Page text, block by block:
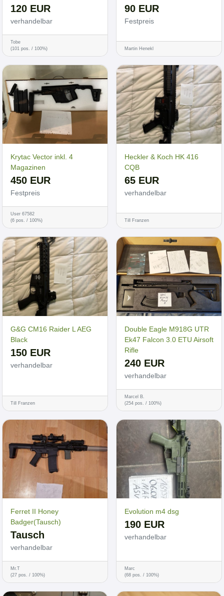
120 EUR
verhandelbar
Tobe
(101 pos. / 100%)
90 EUR
Festpreis
Martin Henekl
Krytac Vector inkl. 4
Magazinen
450 EUR
Festpreis
User 67582
(6 pos. / 100%)
Heckler & Koch HK 416
CQB
65 EUR
verhandelbar
Till Franzen
G&G CM16 Raider L AEG
Black
150 EUR
verhandelbar
Till Franzen
Double Eagle M918G UTR
Ek47 Falcon 3.0 ETU Airsoft
Rifle
240 EUR
verhandelbar
Marcel B.
(254 pos. / 100%)
Ferret II Honey
Badger(Tausch)
Tausch
verhandelbar
Mr.T
(27 pos. / 100%)
Evolution m4 dsg
190 EUR
verhandelbar
Marc
(68 pos. / 100%)